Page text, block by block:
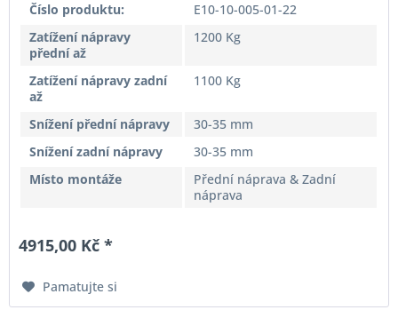
Číslo produktu:
E10-10-005-01-22
Zatížení nápravy
přední až
1200 Kg
Zatížení nápravy zadní
až
1100 Kg
Snížení přední nápravy
30-35 mm
Snížení zadní nápravy
30-35 mm
Místo montáže
Přední náprava & Zadní
náprava
4915,00 Kč *
Pamatujte si